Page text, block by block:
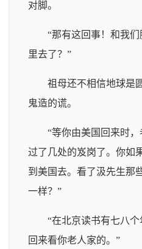
对脚。
“那有这回事！和我
里去了？”
祖母还不相信地球是
鬼造的谎。
“等你由美国回来时
过了几处的岌岗了。你如
到美国去。看了汲先生那
一样？”
“在北京读书有七八
回来看你老人家的。”